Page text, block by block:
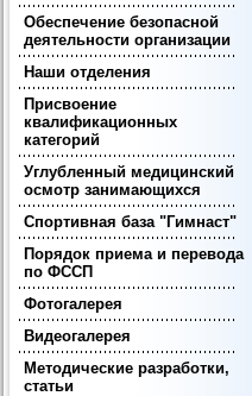
Обеспечение безопасной
деятельности организации
Наши отделения
Присвоение
квалификационных
категорий
Углубленный медицинский
осмотр занимающихся
Спортивная база "Гимнаст"
Порядок приема и перевода
по ФССП
Фотогалерея
Видеогалерея
Методические разработки,
статьи